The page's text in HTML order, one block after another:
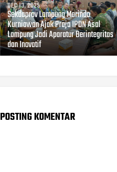
DEC 13, 2025
Sekdaprov Lampung Marindo
Kurniawan Ajak Praja IPDN Asal
Lampung Jadi Aparatur Berintegritas
dan Inovatif
POSTING KOMENTAR